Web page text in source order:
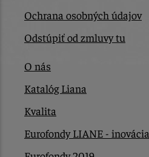
Ochrana osobných údajov
Odstúpiť od zmluvy tu
O nás
Katalóg Liana
Kvalita
Eurofondy LIANE - inovácia